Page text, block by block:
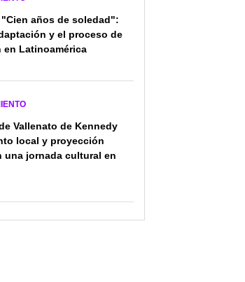
"Cien años de soledad":
y el proceso de
en Latinoamérica
Vallenato de Kennedy
local y proyección
una jornada cultural en